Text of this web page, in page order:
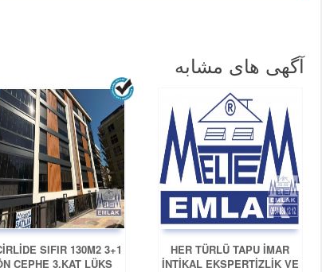
آگهی های مشابه
HER TÜRLÜ TAPU İMAR
İNTİKAL EKSPERTİZLİK VE
SIFIR 130M2 3+1
CEPHE 3.KAT LÜKS